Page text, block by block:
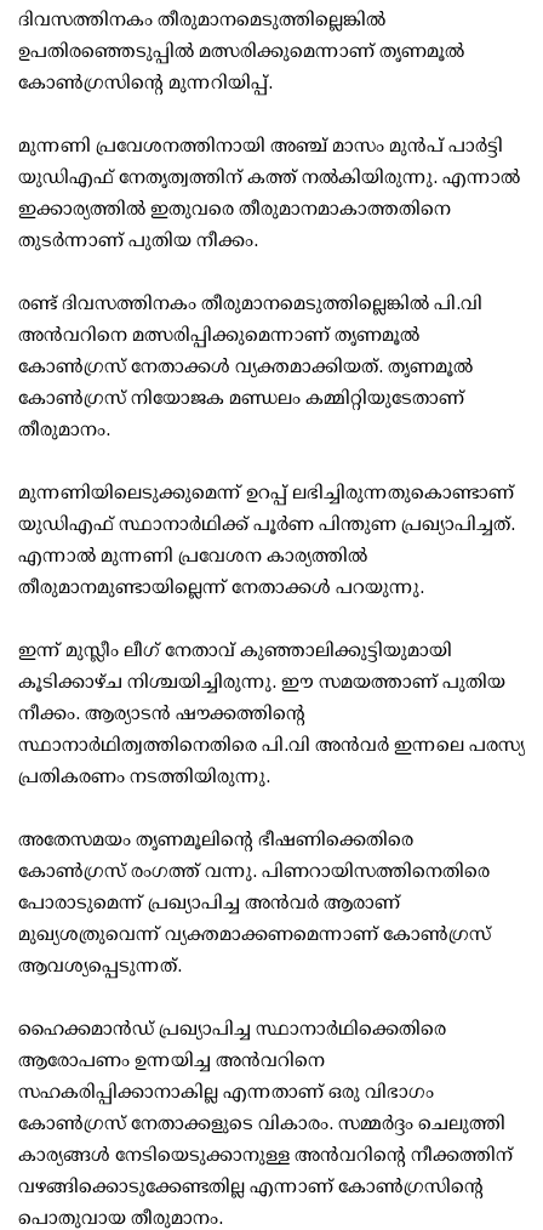
ദിവസത്തിനകം തീരുമാനമെടുത്തില്ലെങ്കില്‍
ഉപതിരഞ്ഞെടുപ്പില്‍ മത്സരിക്കുമെന്നാണ് തൃണമൂല്‍
കോണ്‍ഗ്രസിന്റെ മുന്നറിയിപ്പ്.
മുന്നണി പ്രവേശനത്തിനായി അഞ്ച് മാസം മുന്‍പ് പാര്‍ട്ടി
യുഡിഎഫ് നേതൃത്വത്തിന് കത്ത് നല്‍കിയിരുന്നു. എന്നാല്‍
ഇക്കാര്യത്തില്‍ ഇതുവരെ തീരുമാനമാകാത്തതിനെ
തുടര്‍ന്നാണ് പുതിയ നീക്കം.
രണ്ട് ദിവസത്തിനകം തീരുമാനമെടുത്തില്ലെങ്കില്‍ പി.വി
അന്‍വറിനെ മത്സരിപ്പിക്കുമെന്നാണ് തൃണമൂല്‍
കോണ്‍ഗ്രസ് നേതാക്കള്‍ വ്യക്തമാക്കിയത്. തൃണമൂല്‍
കോണ്‍ഗ്രസ് നിയോജക മണ്ഡലം കമ്മിറ്റിയുടേതാണ്
തീരുമാനം.
മുന്നണിയിലെടുക്കുമെന്ന് ഉറപ്പ് ലഭിച്ചിരുന്നതുകൊണ്ടാണ്
യുഡിഎഫ് സ്ഥാനാര്‍ഥിക്ക് പൂര്‍ണ പിന്തുണ പ്രഖ്യാപിച്ചത്.
എന്നാല്‍ മുന്നണി പ്രവേശന കാര്യത്തില്‍
തീരുമാനമുണ്ടായില്ലെന്ന് നേതാക്കള്‍ പറയുന്നു.
ഇന്ന് മുസ്ലീം ലീഗ് നേതാവ് കുഞ്ഞാലിക്കുട്ടിയുമായി
കൂടിക്കാഴ്ച നിശ്ചയിച്ചിരുന്നു. ഈ സമയത്താണ് പുതിയ
നീക്കം. ആര്യാടന്‍ ഷൗക്കത്തിന്റെ
സ്ഥാനാര്‍ഥിത്വത്തിനെതിരെ പി.വി അന്‍വര്‍ ഇന്നലെ പരസ്യ
പ്രതികരണം നടത്തിയിരുന്നു.
അതേസമയം തൃണമൂലിന്റെ ഭീഷണിക്കെതിരെ
കോണ്‍ഗ്രസ് രംഗത്ത് വന്നു. പിണറായിസത്തിനെതിരെ
പോരാടുമെന്ന് പ്രഖ്യാപിച്ച അന്‍വര്‍ ആരാണ്
മുഖ്യശത്രുവെന്ന് വ്യക്തമാക്കണമെന്നാണ് കോണ്‍ഗ്രസ്
ആവശ്യപ്പെടുന്നത്.
ഹൈക്കമാന്‍ഡ് പ്രഖ്യാപിച്ച സ്ഥാനാര്‍ഥിക്കെതിരെ
ആരോപണം ഉന്നയിച്ച അന്‍വറിനെ
സഹകരിപ്പിക്കാനാകില്ല എന്നതാണ് ഒരു വിഭാഗം
കോണ്‍ഗ്രസ് നേതാക്കളുടെ വികാരം. സമ്മര്‍ദ്ദം ചെലുത്തി
കാര്യങ്ങള്‍ നേടിയെടുക്കാനുള്ള അന്‍വറിന്റെ നീക്കത്തിന്
വഴങ്ങിക്കൊടുക്കേണ്ടതില്ല എന്നാണ് കോണ്‍ഗ്രസിന്റെ
പൊതുവായ തീരുമാനം.